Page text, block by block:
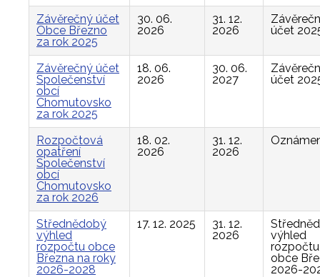
Závěrečný účet
Obce Březno
za rok 2025
30. 06.
2026
31. 12.
2026
účet
Závěrečný účet
Společenství
obcí
Chomutovsko
za rok 2025
18. 06.
2026
30. 06.
2027
účet
Rozpočtová
opatření
Společenství
obcí
Chomutovsko
za rok 2026
18. 02.
2026
31. 12.
2026
Střednědobý
výhled
rozpočtu obce
Března na roky
2026-2028
17. 12. 2025
31. 12.
2026
výhled
rozpočtu
obce
2026-